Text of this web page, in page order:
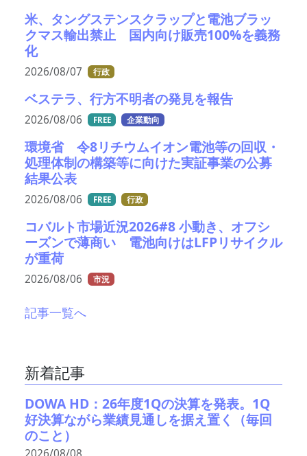
米、タングステンスクラップと電池ブラッ
クマス輸出禁止 国内向け販売100%を義務
化
2026/08/07 行政
ベステラ、行方不明者の発見を報告
2026/08/06 FREE 企業動向
環境省 令8リチウムイオン電池等の回収・
処理体制の構築等に向けた実証事業の公募
結果公表
2026/08/06 FREE 行政
コバルト市場近況2026#8 小動き、オフシ
ーズンで薄商い 電池向けはLFPリサイクル
が重荷
2026/08/06 市況
記事一覧へ
新着記事
DOWA HD：26年度1Qの決算を発表。1Q
好決算ながら業績見通しを据え置く（毎回
のこと）